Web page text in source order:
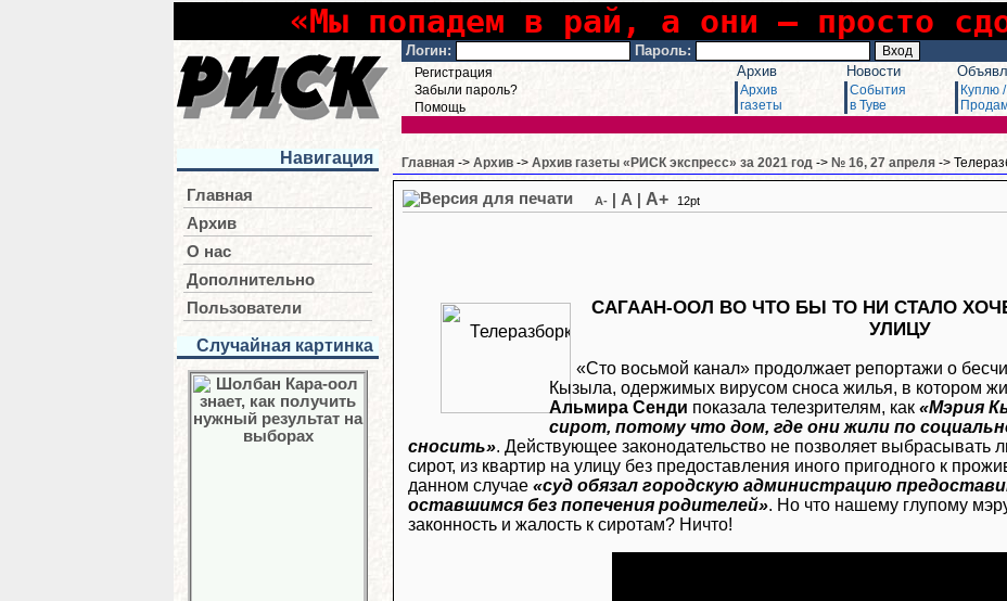
«Мы попадем в рай, а они – просто
Логин: Пароль:
Регистрация
Забыли пароль?
Помощь
Архив
Архив
газеты
Новости
События
в Туве
Куплю /
Навигация
Главная
Архив
О нас
Дополнительно
Пользователи
Случайная картинка
Главная -> Архив -> Архив газеты «РИСК экспресс» за 2021 год -> № 16, 27 апреля ->
A- A A+ 12pt
САГААН-ООЛ ВО ЧТО БЫ ТО НИ СТАЛО
УЛИЦУ
«Сто восьмой канал» продолжает репортажи о
Кызыла, одержимых вирусом сноса жилья, в котором
Альмира Сенди показала телезрителям, как «Мэрия
сирот, потому что дом, где они жили по
сносить». Действующее законодательство не позволяет выбрасывать
сирот, из квартир на улицу без предоставления иного пригодного к
данном случае «суд обязал городскую администрацию
оставшимся без попечения родителей». Но что нашему глупому
законность и жалость к сиротам? Ничто!